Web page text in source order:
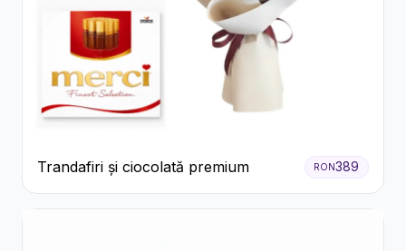
Trandafiri și ciocolată premium RON389